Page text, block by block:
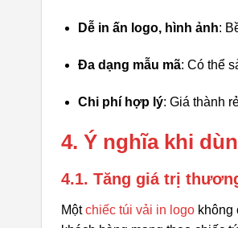
Dễ in ấn logo, hình ảnh:
Đa dạng mẫu mã: Có thể
Chi phí hợp lý: Giá thành
4. Ý nghĩa khi
4.1. Tăng giá trị
Mộtchiếc túi vải in logo không